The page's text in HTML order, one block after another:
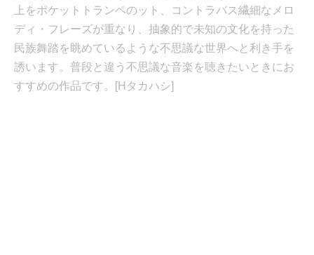
上をポケットトランペのット、コントラバス繊細なメロ
ディ・フレーズが重なり、抽象的で未知の文化を持った
民族舞踏を眺めているような不思議な世界へと利き手を
誘います。普段と違う不思議な音楽を聴きたいときにお
すすめの作品です。[Hタカハシ]